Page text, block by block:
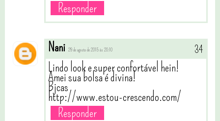
Responder
Nani 29 de agosto de 2015 às 20:10
Lindo look e super confortável hein!
Amei sua bolsa é divina!
Bjcas
http://www.estou-crescendo.com/
Responder